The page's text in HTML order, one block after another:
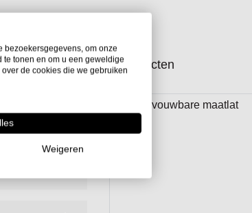
(2)
(2)
(1)
6producten
bezoekersgegevens, om onze
tonen en om u een geweldige
de cookies die we gebruiken
Weigeren